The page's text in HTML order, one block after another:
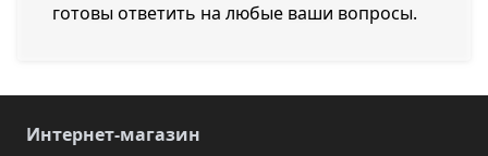
готовы ответить на любые ваши вопросы.
Интернет-магазин